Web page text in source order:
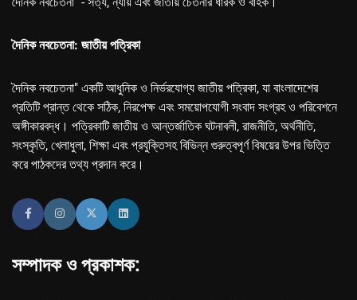
দৈনিক নবচেতনা: জাতীয় পত্রিকা
দৈনিক নবচেতনা" একটি আধুনিক ও নির্ভরযোগ্য জাতীয় পত্রিকা, যা বাংলাদেশের
প্রতিটি প্রান্ত থেকে সঠিক, নিরপেক্ষ এবং সময়োপযোগী সংবাদ সংগ্রহ ও পরিবেশনে
অঙ্গীকারবদ্ধ। পত্রিকাটি জাতীয় ও আন্তর্জাতিক ঘটনাবলী, রাজনীতি, অর্থনীতি,
সংস্কৃতি, খেলাধুলা, শিক্ষা এবং প্রযুক্তিসহ বিভিন্ন গুরুত্বপূর্ণ বিষয়ের উপর ভিত্তি
করে পাঠকদের তথ্য প্রদান করে।
সম্পাদক ও প্রকাশক: